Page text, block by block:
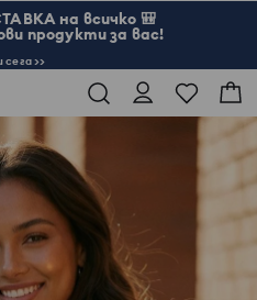
на всичко 🎒
продукти за вас!
сега >>